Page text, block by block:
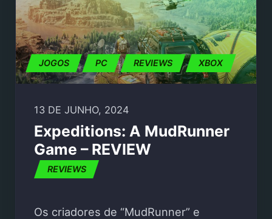
JOGOS PC REVIEWS XBOX
13 DE JUNHO, 2024
Expeditions: A MudRunner
Game – REVIEW
REVIEWS
Os criadores de “MudRunner” e